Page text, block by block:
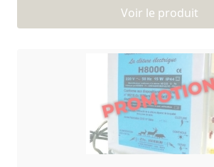
Voir le produit